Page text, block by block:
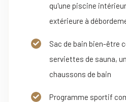
qu'une piscine
extérieure à
Sac de bain bien-être
serviettes de sauna,
chaussons de bain
Programme sportif